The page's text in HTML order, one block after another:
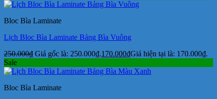
Bloc Bìa Laminate
Lịch Bloc Bìa Laminate Bảng Bìa Vuông
250.000₫ Giá gốc là: 250.000₫.170.000₫Giá hiện tại là: 170.000₫.
Sale
Bloc Bìa Laminate